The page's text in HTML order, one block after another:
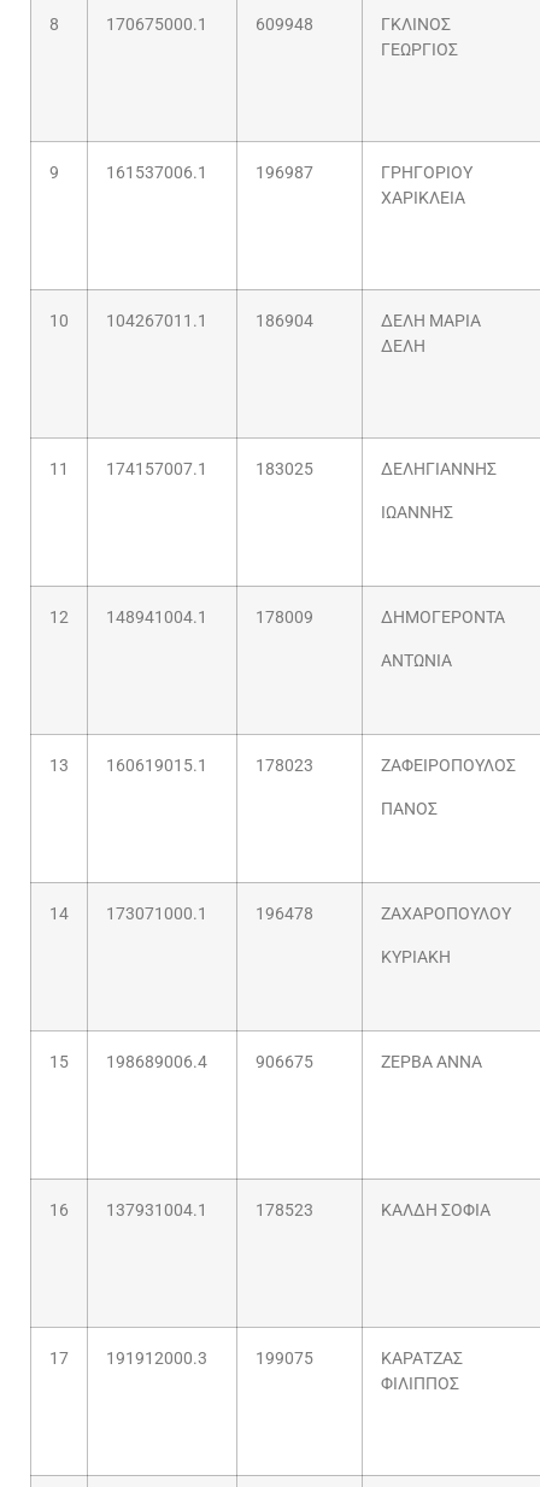
8 170675000.1 609948
ΓΚΛΙΝΟΣ
ΓΕΩΡΓΙΟΣ
9 161537006.1 196987
ΓΡΗΓΟΡΙΟΥ
ΧΑΡΙΚΛΕΙΑ
10 104267011.1 186904
ΔΕΛΗ ΜΑΡΙΑ
ΔΕΛΗ
11 174157007.1 183025 ΔΕΛΗΓΙΑΝΝΗΣ
ΙΩΑΝΝΗΣ
12 148941004.1 178009 ΔΗΜΟΓΕΡΟΝΤΑ
ΑΝΤΩΝΙΑ
13 160619015.1 178023 ΖΑΦΕΙΡΟΠΟΥΛΟΣ
ΠΑΝΟΣ
14 173071000.1 196478 ΖΑΧΑΡΟΠΟΥΛΟΥ
ΚΥΡΙΑΚΗ
15 198689006.4 906675 ΖΕΡΒΑ ΑΝΝΑ
16 137931004.1 178523 ΚΑΛΔΗ ΣΟΦΙΑ
17 191912000.3 199075
ΚΑΡΑΤΖΑΣ
ΦΙΛΙΠΠΟΣ